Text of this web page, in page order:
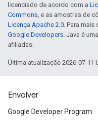
licenciado de acordo com a
Commons , e as amostras de
Licença Apache 2.0 . Para
Google Developers . Java é
afiliadas.
Última atualização 2026-07-11
Envolver
Google Developer Program